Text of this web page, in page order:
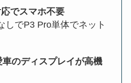
でスマホ不要
でP3 Pro単体でネット
のディスプレイが高機